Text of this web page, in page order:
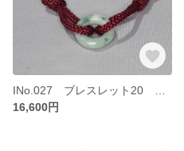
16,600円